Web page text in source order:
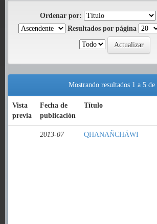
Ordenar por:
Resultados por página
Mostrando resultados 1 a 5 de
Vista
previa
Fecha de
publicación
Título
2013-07 QHANAÑCHÄWI